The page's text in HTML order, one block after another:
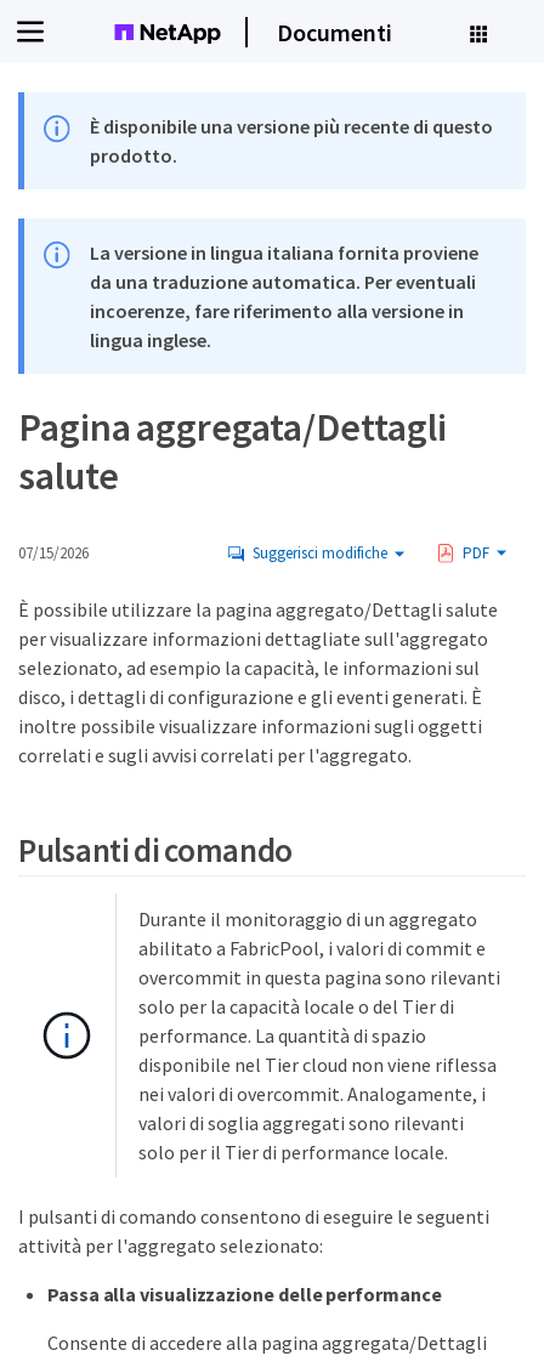
Documenti
È disponibile una versione più recente di questo
prodotto.
La versione in lingua italiana fornita proviene
da una traduzione automatica. Per eventuali
incoerenze, fare riferimento alla versione in
lingua inglese.
Pagina aggregata/Dettagli
salute
07/15/2026 Suggerisci modifiche PDF
È possibile utilizzare la pagina aggregato/Dettagli salute
per visualizzare informazioni dettagliate sull'aggregato
selezionato, ad esempio la capacità, le informazioni sul
disco, i dettagli di configurazione e gli eventi generati. È
inoltre possibile visualizzare informazioni sugli oggetti
correlati e sugli avvisi correlati per l'aggregato.
Pulsanti di comando
Durante il monitoraggio di un aggregato
abilitato a FabricPool, i valori di commit e
overcommit in questa pagina sono rilevanti
solo per la capacità locale o del Tier di
performance. La quantità di spazio
disponibile nel Tier cloud non viene riflessa
nei valori di overcommit. Analogamente, i
valori di soglia aggregati sono rilevanti
solo per il Tier di performance locale.
I pulsanti di comando consentono di eseguire le seguenti
attività per l'aggregato selezionato:
Passa alla visualizzazione delle performance
Consente di accedere alla pagina aggregata/Dettagli